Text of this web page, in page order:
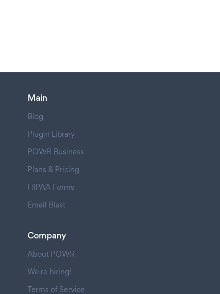
Main
Blog
Plugin Library
POWR Business
Plans & Pricing
HIPAA Forms
Email Blast
Company
About POWR
We're hiring!
Terms of Service